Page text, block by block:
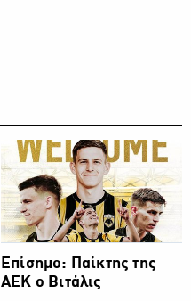
ΠΟΔΟΣΦΑΙΡΟ
Επίσημο: Παίκτης της
ΑΕΚ ο Βιτάλις